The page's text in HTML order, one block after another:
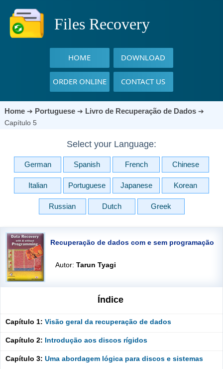
Files Recovery
HOME DOWNLOAD
ORDER ONLINE CONTACT US
Home➔ Portuguese ➔ Livro de Recuperação de Dados➔
Capítulo 5
Select your Language:
German Spanish French Chinese
Italian Portuguese Japanese Korean
Russian Dutch Greek
Recuperação de dados com e sem programação
Autor: Tarun Tyagi
Índice
Capítulo 1: Visão geral da recuperação de dados
Capítulo 2: Introdução aos discos rígidos
Capítulo 3: Uma abordagem lógica para discos e sistemas